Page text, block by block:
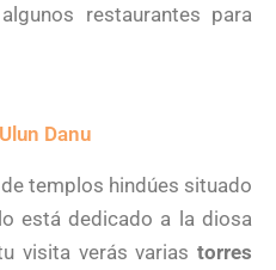
restaurantes para
Danu
templos hindúes situado
está dedicado a la diosa
visita verás varias torres